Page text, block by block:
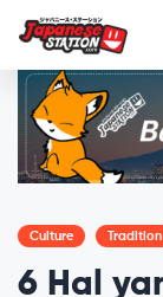
Culture Tradition
6 Hal